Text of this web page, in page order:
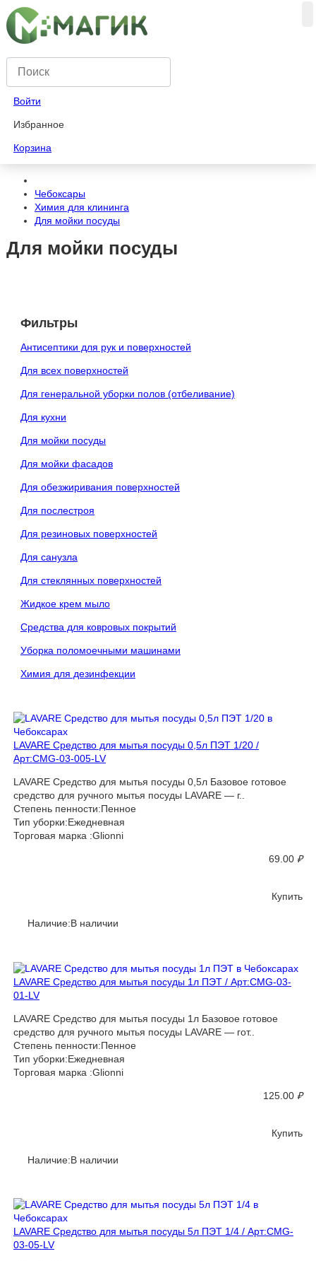
Войти
Избранное
Корзина
Чебоксары
Химия для клининга
Для мойки посуды
Для мойки посуды
Фильтры
Антисептики для рук и поверхностей
Для всех поверхностей
Для генеральной уборки полов (отбеливание)
Для кухни
Для мойки посуды
Для мойки фасадов
Для обезжиривания поверхностей
Для послестроя
Для резиновых поверхностей
Для санузла
Для стеклянных поверхностей
Жидкое крем мыло
Средства для ковровых покрытий
Уборка поломоечными машинами
Химия для дезинфекции
LAVARE Средство для мытья посуды 0,5л ПЭТ 1/20 /
Арт:CMG-03-005-LV
LAVARE Средство для мытья посуды 0,5л Базовое готовое
средство для ручного мытья посуды LAVARE — г..
Степень пенности:Пенное
Тип уборки:Ежедневная
Торговая марка :Glionni
69.00₽
Купить
Наличие:В наличии
LAVARE Средство для мытья посуды 1л ПЭТ / Арт:CMG-03-
01-LV
LAVARE Средство для мытья посуды 1л Базовое готовое
средство для ручного мытья посуды LAVARE — гот..
Степень пенности:Пенное
Тип уборки:Ежедневная
Торговая марка :Glionni
125.00₽
Купить
Наличие:В наличии
LAVARE Средство для мытья посуды 5л ПЭТ 1/4 / Арт:CMG-
03-05-LV